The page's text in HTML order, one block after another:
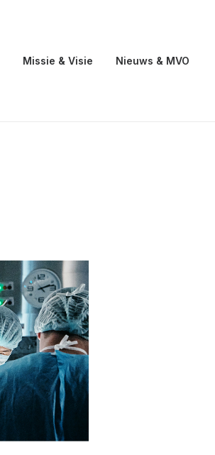
Missie & Visie Nieuws & MVO